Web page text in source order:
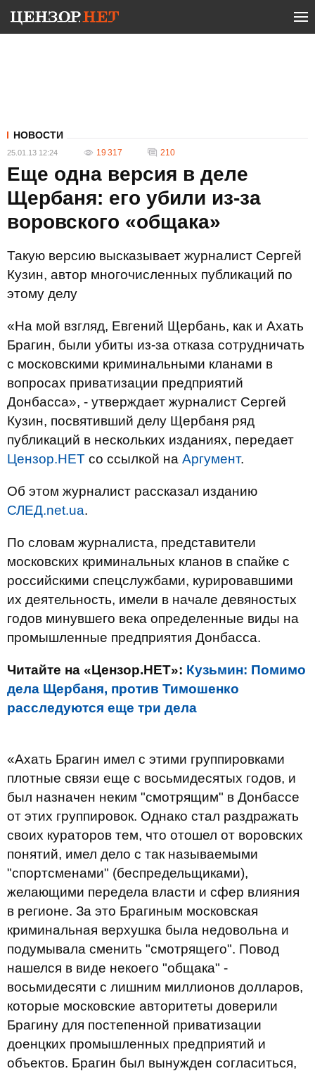
НОВОСТИ
25.01.13 12:24 19 317 210
Еще одна версия в деле
Щербаня: его убили из-за
воровского «общака»
Такую версию высказывает журналист Сергей
Кузин, автор многочисленных публикаций по
этому делу
«На мой взгляд, Евгений Щербань, как и Ахать
Брагин, были убиты из-за отказа сотрудничать
с московскими криминальными кланами в
вопросах приватизации предприятий
Донбасса», - утверждает журналист Сергей
Кузин, посвятивший делу Щербаня ряд
публикаций в нескольких изданиях, передает
Цензор.НЕТ со ссылкой на Аргумент.
Об этом журналист рассказал изданию
СЛЕД.net.ua.
По словам журналиста, представители
московских криминальных кланов в спайке с
российскими спецслужбами, курировавшими
их деятельность, имели в начале девяностых
годов минувшего века определенные виды на
промышленные предприятия Донбасса.
Читайте на «Цензор.НЕТ»: Кузьмин: Помимо
дела Щербаня, против Тимошенко
расследуются еще три дела
«Ахать Брагин имел с этими группировками
плотные связи еще с восьмидесятых годов, и
был назначен неким "смотрящим" в Донбассе
от этих группировок. Однако стал раздражать
своих кураторов тем, что отошел от воровских
понятий, имел дело с так называемыми
"спортсменами" (беспредельщиками),
желающими передела власти и сфер влияния
в регионе. За это Брагиным московская
криминальная верхушка была недовольна и
подумывала сменить "смотрящего". Повод
нашелся в виде некоего "общака" -
восьмидесяти с лишним миллионов долларов,
которые московские авторитеты доверили
Брагину для постепенной приватизации
доенцких промышленных предприятий и
объектов. Брагин был вынужден согласиться,